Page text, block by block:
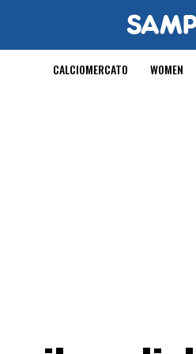
CALCIOMERCATO WOMEN